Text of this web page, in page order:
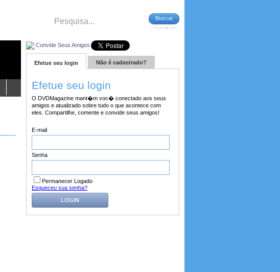
Buscar
>>Avan�ada
Convide Seus Amigos
Efetue seu login Não é cadastrado?
Efetue seu login
O DVDMagazine mant�m voc� conectado aos seus
amigos e atualizado sobre tudo o que acontece com
eles. Compartilhe, comente e convide seus amigos!
E-mail
Senha
Permanecer Logado
Esqueceu sua senha?
LOGIN